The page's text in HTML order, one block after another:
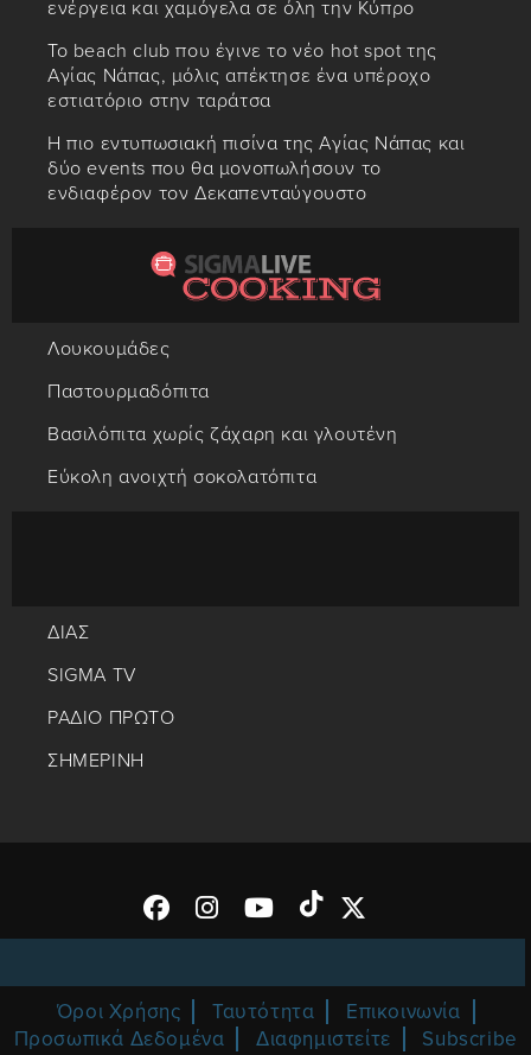
ενέργεια και χαμόγελα σε όλη την Κύπρο
Το beach club που έγινε το νέο hot spot της
Αγίας Νάπας, μόλις απέκτησε ένα υπέροχο
εστιατόριο στην ταράτσα
Η πιο εντυπωσιακή πισίνα της Αγίας Νάπας και
δύο events που θα μονοπωλήσουν το
ενδιαφέρον τον Δεκαπενταύγουστο
Λουκουμάδες
Παστουρμαδόπιτα
Βασιλόπιτα χωρίς ζάχαρη και γλουτένη
Εύκολη ανοιχτή σοκολατόπιτα
ΔΙΑΣ
SIGMA TV
ΡΑΔΙΟ ΠΡΩΤΟ
ΣΗΜΕΡΙΝΗ
Όροι Χρήσης Ταυτότητα
Επικοινωνία
Προσωπικά Δεδομένα
Διαφημιστείτε Subscribe